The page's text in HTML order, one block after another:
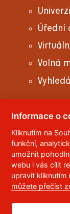
Úřední
Volná
© 2023
532 10
Telefon: 466
Správce webu
Prohlášení o
Informace o
Kliknutím na
funkční,
umožnit
webu i vás cílit
upravit kliknutím
můžete přečíst